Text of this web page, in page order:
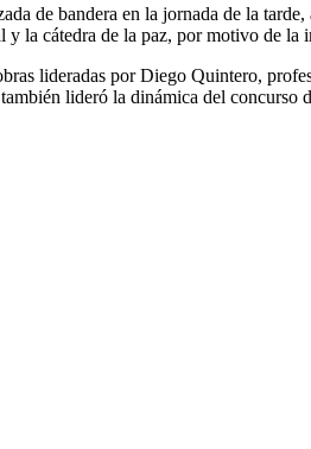
de bandera en la jornada de la
la cátedra de la paz, por motivo de
lideradas por Diego Quintero,
lideró la dinámica del concurso